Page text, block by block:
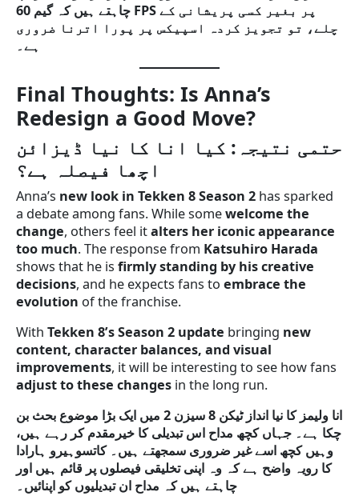
چاہتے ہیں کہ گیم 60 FPS پر بغیر کسی پریشانی کے
چلے، تو تجویز کردہ اسپیکس پر پورا اترنا ضروری
ہے۔
Final Thoughts: Is Anna’s
Redesign a Good Move?
حتمی نتیجہ: کیا انا کا نیا ڈیزائن
اچھا فیصلہ ہے؟
Anna’s new look in Tekken 8 Season 2 has sparked
a debate among fans. While somewelcome the
change, others feel italters her iconic appearance
too much. The response from Katsuhiro Harada
shows that he is firmly standing by his creative
decisions, and he expects fans to embrace the
evolution of the franchise.
With Tekken 8’s Season 2 update bringing new
content, character balances, and visual
improvements, it will be interesting to see how fans
adjust to these changes in the long run.
انا ولیمز کا نیا انداز ٹیکن 8 سیزن 2 میں ایک بڑا موضوع بحث بن
چکا ہے۔ جہاں کچھ مداح اس تبدیلی کا خیرمقدم کر رہے ہیں،
وہیں کچھ اسے غیر ضروری سمجھتے ہیں۔ کاتسوہیرو ہارادا
کا رویہ واضح ہے کہ وہ اپنی تخلیقی فیصلوں پر قائم ہیں اور
چاہتے ہیں کہ مداح ان تبدیلیوں کو اپنائیں۔